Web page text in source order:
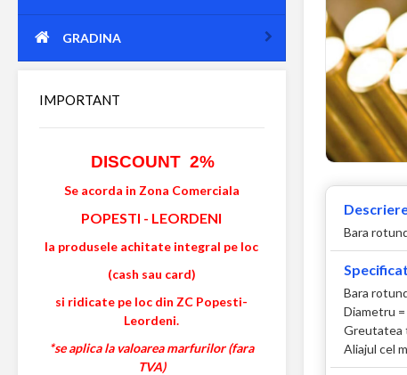
GRADINA
IMPORTANT
DISCOUNT 2%
Se acorda in Zona Comerciala
POPESTI - LEORDENI
la produsele achitate integral pe loc
(cash sau card)
si ridicate pe loc din ZC Popesti-
Leordeni.
*se aplica la valoarea marfurilor (fara
TVA)
Bara
Bara
Diametru =
Greutatea
Aliajul cel